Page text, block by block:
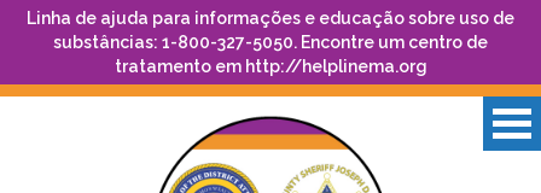
Linha de ajuda para informações e educação sobre uso de
substâncias: 1-800-327-5050. Encontre um centro de
tratamento em http://helplinema.org